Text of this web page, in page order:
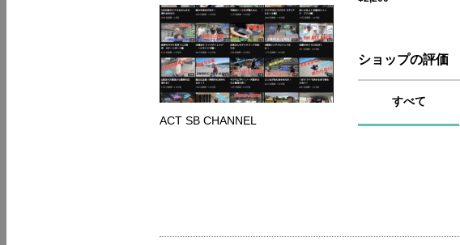
ショップの評価
すべて
ACT SB CHANNEL